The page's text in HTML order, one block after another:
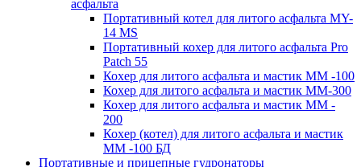
асфальта
Портативный котел для литого асфальта MY-
14 MS
Портативный кохер для литого асфальта Pro
Patch 55
Кохер для литого асфальта и мастик MM -100
Кохер для литого асфальта и мастик MM-300
Кохер для литого асфальта и мастик MM -
200
Кохер (котел) для литого асфальта и мастик
MM -100 БД
Портативные и прицепные гудронаторы